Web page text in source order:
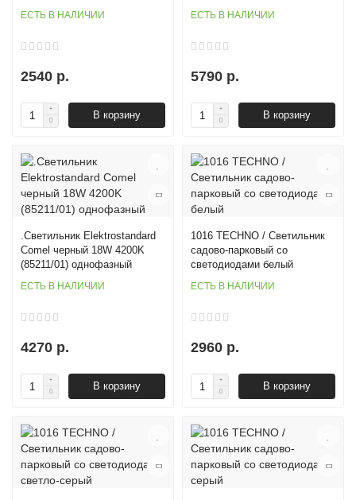
ЕСТЬ В НАЛИЧИИ
2540 р.
В корзину
ЕСТЬ В НАЛИЧИИ
5790 р.
В корзину
.Светильник Elektrostandard
Comel черный 18W 4200K
(85211/01) однофазный
ЕСТЬ В НАЛИЧИИ
4270 р.
В корзину
1016 TECHNO / Светильник
садово-парковый со
светодиодами белый
ЕСТЬ В НАЛИЧИИ
2960 р.
В корзину